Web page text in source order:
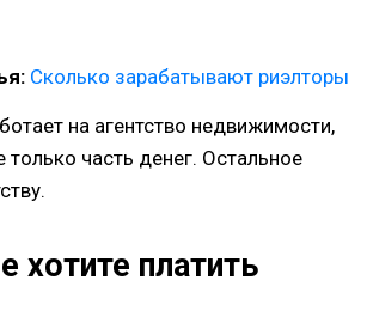
Сколько зарабатывают риэлторы
на агентство недвижимости,
только часть денег. Остальное
хотите платить